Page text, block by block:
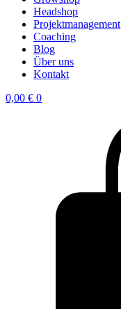
Headshop
Projektmanagement
Coaching
Blog
Über uns
Kontakt
0,00 € 0